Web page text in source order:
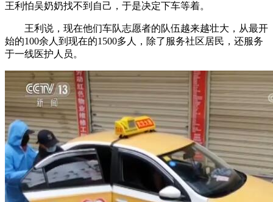
王利怕吴奶奶找不到自己，于是决定下车等着。
王利说，现在他们车队志愿者的队伍越来越壮大，从最开
始的100余人到现在的1500多人，除了服务社区居民，还服务
于一线医护人员。